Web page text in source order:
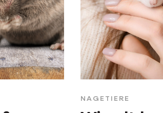
NAGETIERE